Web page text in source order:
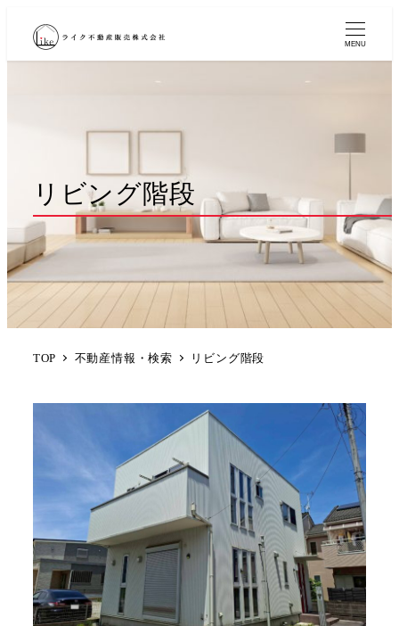
MENU
リビング階段
TOP 不動産情報・検索 リビング階段